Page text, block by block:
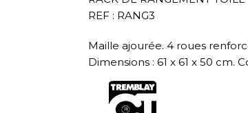
REF : RANG3
Maille ajourée. 4 roues
Dimensions : 61 x 61 x 50 cm.